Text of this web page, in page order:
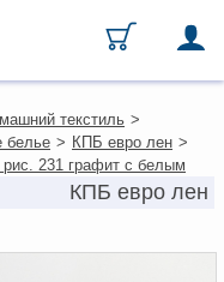
текстиль >
белье > КПБ евро лен >
231 графит с белым
КПБ евро лен